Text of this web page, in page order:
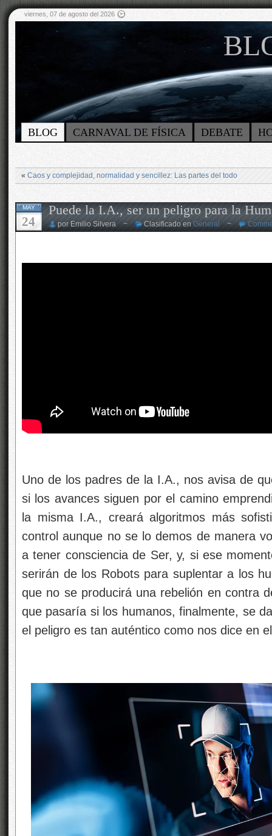
viernes, 07 de agosto del 2026
BLOG CARNAVAL DE FÍSICA DEBATE
« Caos y complejidad, normalidad y sencillez: Las partes del todo
MAY
24
Puede la I.A., ser un peligro para la
por Emilio Silvera ~ Clasificado enGeneral ~
Uno de los padres de la I.A., nos avisa de
si los avances siguen por el camino
la misma I.A., creará algoritmos más
control aunque no se lo demos de manera
a tener consciencia de Ser, y, si ese
serirán de los Robots para suplentar a los
que no se producirá una rebelión en contra
que pasaría si los humanos, finalmente, se
el peligro es tan auténtico como nos dice en